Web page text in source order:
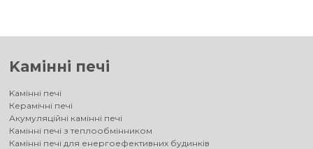
Kамінні печі
Kамінні печі
Керамічні печі
Акумуляційні камінні печі
Камінні печі з теплообмінником
Камінні печі для енергоефективних будинків